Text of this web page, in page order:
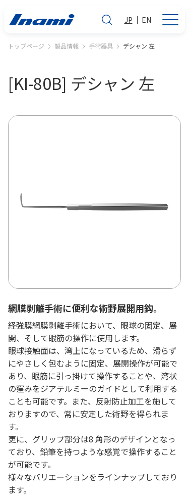
JP EN
トップページ 製品情報 手術器具 デシャン 左
[KI-80B] デシャン 左
網膜剥離手術に便利な術野展開用鈎。
経強膜網膜剥離手術において、眼球の固定、展
開、そして眼筋の操作に使用します。
眼球接触面は、湾上になっているため、滑らず
にやさしく包むように固定、展開操作が可能で
あり、眼筋に引っ掛けて操作することや、湾状
の窪みをジアテルミーのガイドとして利用する
ことも可能です。また、反射防止加工を施して
おりますので、常に安定した術野を得られま
す。
更に、グリップ部分は8 角形のデザインとなっ
ており、鉛筆を持つような感覚で操作すること
が可能です。
様々なバリエーションをラインナップしており
ます。